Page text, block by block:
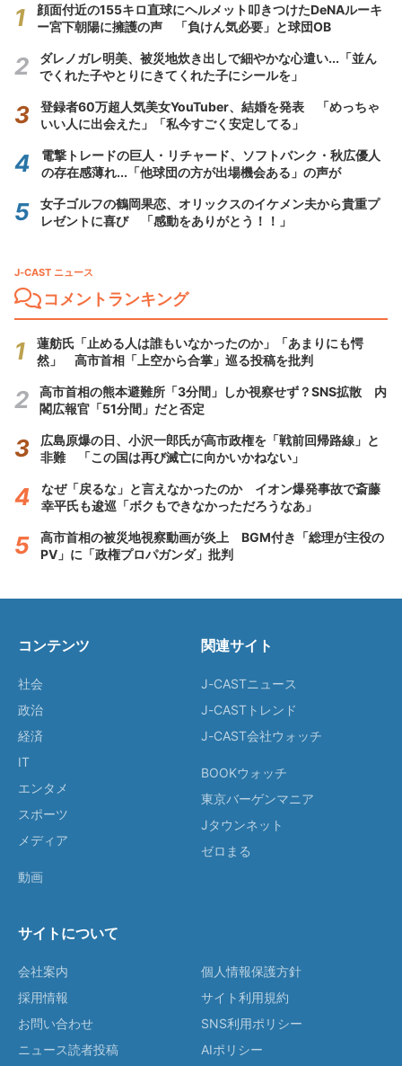
顔面付近の155キロ直球にヘルメット叩きつけたDeNAルーキ
ー宮下朝陽に擁護の声 「負けん気必要」と球団OB
ダレノガレ明美、被災地炊き出しで細やかな心遣い...「並ん
でくれた子やとりにきてくれた子にシールを」
登録者60万超人気美女YouTuber、結婚を発表 「めっちゃ
いい人に出会えた」「私今すごく安定してる」
電撃トレードの巨人・リチャード、ソフトバンク・秋広優人
の存在感薄れ...「他球団の方が出場機会ある」の声が
女子ゴルフの鶴岡果恋、オリックスのイケメン夫から貴重プ
レゼントに喜び 「感動をありがとう！！」
J-CAST ニュース
コメントランキング
蓮舫氏「止める人は誰もいなかったのか」「あまりにも愕
然」 高市首相「上空から合掌」巡る投稿を批判
高市首相の熊本避難所「3分間」しか視察せず？SNS拡散 内
閣広報官「51分間」だと否定
広島原爆の日、小沢一郎氏が高市政権を「戦前回帰路線」と
非難 「この国は再び滅亡に向かいかねない」
なぜ「戻るな」と言えなかったのか イオン爆発事故で斎藤
幸平氏も逡巡「ボクもできなかっただろうなあ」
高市首相の被災地視察動画が炎上 BGM付き「総理が主役の
PV」に「政権プロパガンダ」批判
コンテンツ
社会
政治
経済
IT
エンタメ
スポーツ
メディア
動画
関連サイト
J-CASTニュース
J-CASTトレンド
J-CAST会社ウォッチ
BOOKウォッチ
東京バーゲンマニア
Jタウンネット
ゼロまる
サイトについて
会社案内
採用情報
お問い合わせ
ニュース読者投稿
個人情報保護方針
サイト利用規約
SNS利用ポリシー
AIポリシー